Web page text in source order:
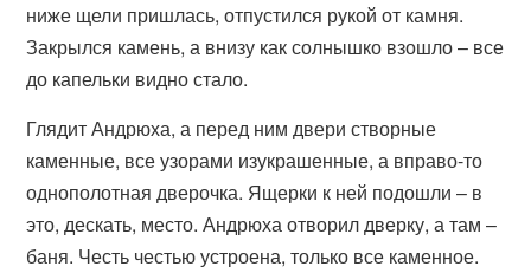
ниже щели пришлась, отпустился рукой от камня.
Закрылся камень, а внизу как солнышко взошло – все
до капельки видно стало.
Глядит Андрюха, а перед ним двери створные
каменные, все узорами изукрашенные, а вправо-то
однополотная дверочка. Ящерки к ней подошли – в
это, дескать, место. Андрюха отворил дверку, а там –
баня. Честь честью устроена, только все каменное.